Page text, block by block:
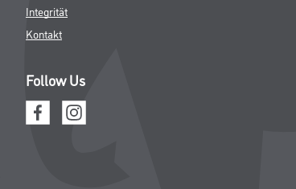
Integrität
Kontakt
Follow Us